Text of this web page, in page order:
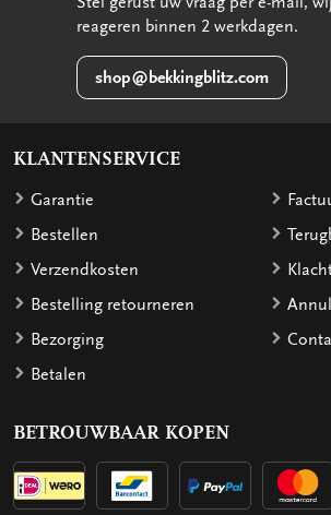
reageren binnen 2 werkdagen.
shop@bekkingblitz.com
KLANTENSERVICE
Garantie
Bestellen
Verzendkosten
Bestelling retourneren
Bezorging
Betalen
BETROUWBAAR KOPEN